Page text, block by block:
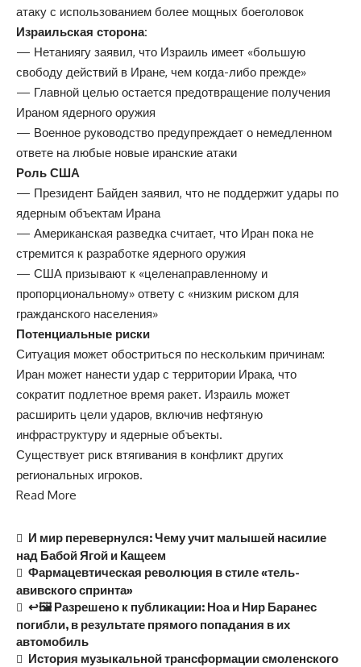
атаку с использованием более мощных боеголовок
Израильская сторона:
— Нетаниягу заявил, что Израиль имеет «большую
свободу действий в Иране, чем когда-либо прежде»
— Главной целью остается предотвращение получения
Ираном ядерного оружия
— Военное руководство предупреждает о немедленном
ответе на любые новые иранские атаки
Роль США
— Президент Байден заявил, что не поддержит удары по
ядерным объектам Ирана
— Американская разведка считает, что Иран пока не
стремится к разработке ядерного оружия
— США призывают к «целенаправленному и
пропорциональному» ответу с «низким риском для
гражданского населения»
Потенциальные риски
Ситуация может обостриться по нескольким причинам:
Иран может нанести удар с территории Ирака, что
сократит подлетное время ракет. Израиль может
расширить цели ударов, включив нефтяную
инфраструктуру и ядерные объекты.
Существует риск втягивания в конфликт других
региональных игроков.
Read More
И мир перевернулся: Чему учит малышей насилие
над Бабой Ягой и Кащеем
Фармацевтическая революция в стиле «тель-
авивского спринта»
↩️🖼 Разрешено к публикации: Ноа и Нир Баранес
погибли, в результате прямого попадания в их
автомобиль
История музыкальной трансформации смоленского